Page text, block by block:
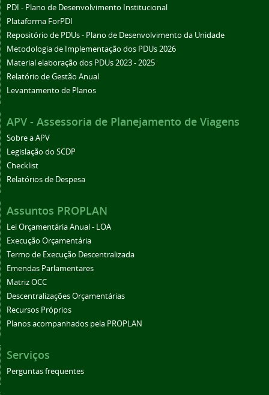
PDI - Plano de Desenvolvimento Institucional
Plataforma ForPDI
Repositório de PDUs - Plano de Desenvolvimento da Unidade
Metodologia de Implementação dos PDUs 2026
Material elaboração dos PDUs 2023 - 2025
Relatório de Gestão Anual
Levantamento de Planos
APV - Assessoria de Planejamento de Viagens
Sobre a APV
Legislação do SCDP
Checklist
Relatórios de Despesa
Assuntos PROPLAN
Lei Orçamentária Anual - LOA
Execução Orçamentária
Termo de Execução Descentralizada
Emendas Parlamentares
Matriz OCC
Descentralizações Orçamentárias
Recursos Próprios
Planos acompanhados pela PROPLAN
Serviços
Perguntas frequentes